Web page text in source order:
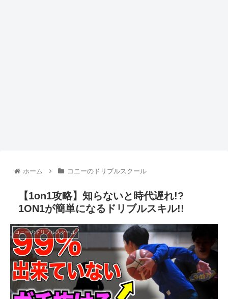
ホーム コニーのドリブルスクール
【1on1攻略】知らないと時代遅れ!?
1ON1が簡単になるドリブルスキル!!
コニーのドリブルスクール